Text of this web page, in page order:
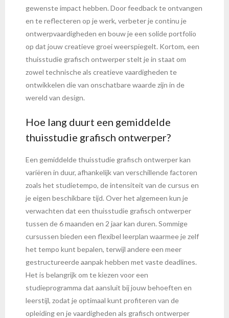
gewenste impact hebben. Door feedback te ontvangen
en te reflecteren op je werk, verbeter je continu je
ontwerpvaardigheden en bouw je een solide portfolio
op dat jouw creatieve groei weerspiegelt. Kortom, een
thuisstudie grafisch ontwerper stelt je in staat om
zowel technische als creatieve vaardigheden te
ontwikkelen die van onschatbare waarde zijn in de
wereld van design.
Hoe lang duurt een gemiddelde
thuisstudie grafisch ontwerper?
Een gemiddelde thuisstudie grafisch ontwerper kan
variëren in duur, afhankelijk van verschillende factoren
zoals het studietempo, de intensiteit van de cursus en
je eigen beschikbare tijd. Over het algemeen kun je
verwachten dat een thuisstudie grafisch ontwerper
tussen de 6 maanden en 2 jaar kan duren. Sommige
cursussen bieden een flexibel leerplan waarmee je zelf
het tempo kunt bepalen, terwijl andere een meer
gestructureerde aanpak hebben met vaste deadlines.
Het is belangrijk om te kiezen voor een
studieprogramma dat aansluit bij jouw behoeften en
leerstijl, zodat je optimaal kunt profiteren van de
opleiding en je vaardigheden als grafisch ontwerper